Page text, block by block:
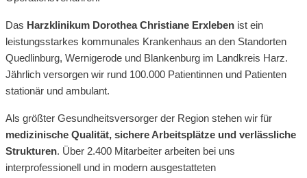
Das Harzklinikum Dorothea Christiane Erxleben ist ein
leistungsstarkes kommunales Krankenhaus an den Standorten
Quedlinburg, Wernigerode und Blankenburg im Landkreis Harz.
Jährlich versorgen wir rund 100.000 Patientinnen und Patienten
stationär und ambulant.
Als größter Gesundheitsversorger der Region stehen wir für
medizinische Qualität, sichere Arbeitsplätze und verlässliche
Strukturen. Über 2.400 Mitarbeiter arbeiten bei uns
interprofessionell und in modern ausgestatteten